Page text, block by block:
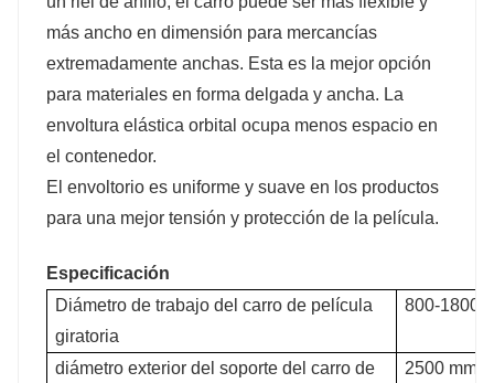
más ancho en dimensión para mercancías
extremadamente anchas. Esta es la mejor opción
para materiales en forma delgada y ancha. La
envoltura elástica orbital ocupa menos espacio en
el contenedor.
El envoltorio es uniforme y suave en los productos
para una mejor tensión y protección de la película.
Especificación
Diámetro de trabajo del carro de película
giratoria
800-
diámetro exterior del soporte del carro de
2500 mm